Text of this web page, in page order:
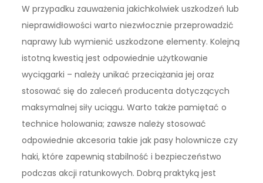
W przypadku zauważenia jakichkolwiek uszkodzeń lub
nieprawidłowości warto niezwłocznie przeprowadzić
naprawy lub wymienić uszkodzone elementy. Kolejną
istotną kwestią jest odpowiednie użytkowanie
wyciągarki – należy unikać przeciążania jej oraz
stosować się do zaleceń producenta dotyczących
maksymalnej siły uciągu. Warto także pamiętać o
technice holowania; zawsze należy stosować
odpowiednie akcesoria takie jak pasy holownicze czy
haki, które zapewnią stabilność i bezpieczeństwo
podczas akcji ratunkowych. Dobrą praktyką jest